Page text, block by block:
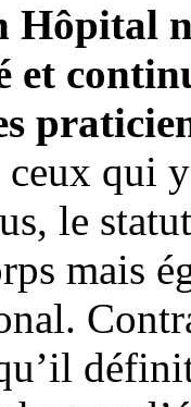
et
qui
le
mais